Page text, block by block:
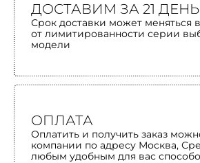
ДОСТАВИМ ЗА 21 ДЕНЬ
Срок доставки может меняться
от лимитированности серии
модели
ОПЛАТА
Оплатить и получить заказ
компании по адресу Москва,
любым удобным для вас